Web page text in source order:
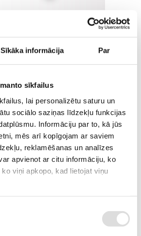
Sīkāka informācija Par
sīkfailus
lai personalizētu saturu un
sociālo saziņas līdzekļu funkcijas
Informāciju par to, kā jūs
mēs arī kopīgojam ar saviem
reklamēšanas un analīzes
apvienot ar citu informāciju, ko
viņi apkopo, kad lietojat viņu
CI 30
Pieejams pēc pasūtījuma
12520004
10523267
NAV
4 nedēļas